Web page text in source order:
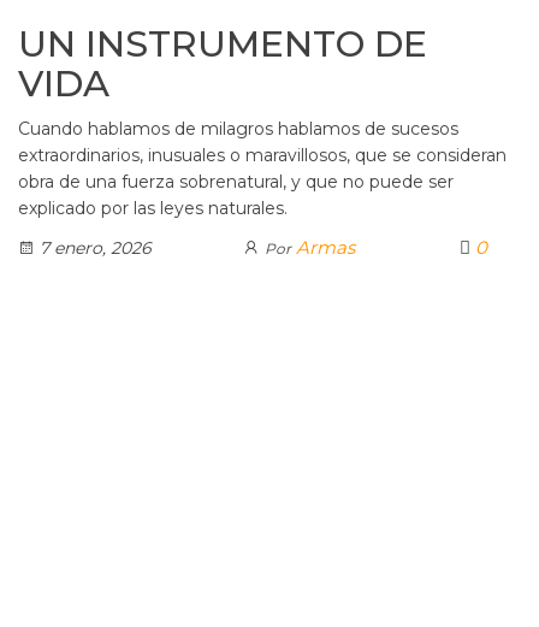
UN INSTRUMENTO DE
VIDA
Cuando hablamos de milagros hablamos de sucesos
extraordinarios, inusuales o maravillosos, que se consideran
obra de una fuerza sobrenatural, y que no puede ser
explicado por las leyes naturales.
7 enero, 2026
Por Armas 0